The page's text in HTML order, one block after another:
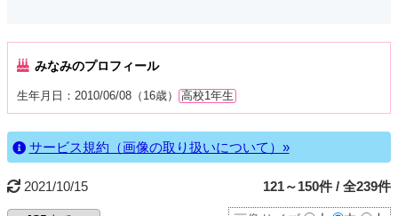
みなみのプロフィール
生年月日：2010/06/08（16歳） 高校1年生
サービス規約（画像の取り扱いについて）»
2021/10/15 121～150件 / 全239件